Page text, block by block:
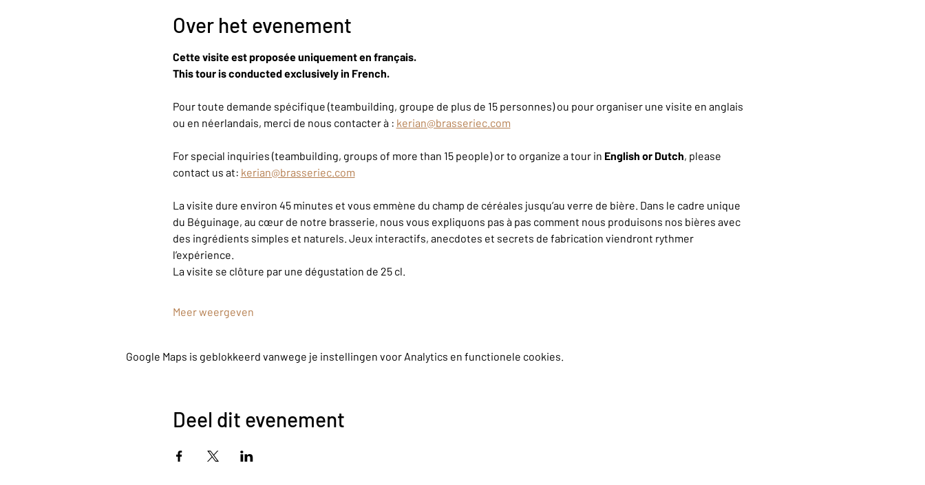
Over het evenement
Cette visite est proposée uniquement en français.
This tour is conducted exclusively in French.
Pour toute demande spécifique (teambuilding, groupe de plus de 15 personnes) ou pour organiser une visite en anglais
ou en néerlandais, merci de nous contacter à : kerian@brasseriec.com
For special inquiries (teambuilding, groups of more than 15 people) or to organize a tour in English or Dutch, please
contact us at: kerian@brasseriec.com
La visite dure environ 45 minutes et vous emmène du champ de céréales jusqu’au verre de bière. Dans le cadre unique
du Béguinage, au cœur de notre brasserie, nous vous expliquons pas à pas comment nous produisons nos bières avec
des ingrédients simples et naturels. Jeux interactifs, anecdotes et secrets de fabrication viendront rythmer
l’expérience.
La visite se clôture par une dégustation de 25 cl.
Meer weergeven
Google Maps is geblokkeerd vanwege je instellingen voor Analytics en functionele cookies.
Deel dit evenement